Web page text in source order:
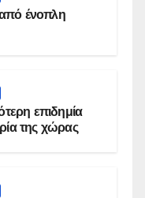
από ένοπλη
επιδημία
της χώρας